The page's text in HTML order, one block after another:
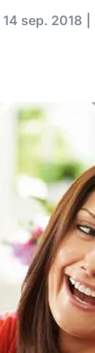
sep. 2018